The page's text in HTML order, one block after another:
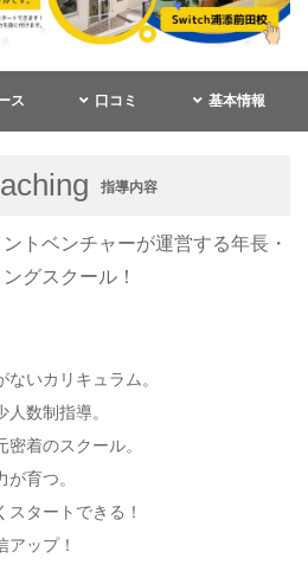
ス 口コミ 基本情報
指導内容
トベンチャーが運営する年長・
グスクール！
いカリキュラム。
数制指導。
着のスクール。
育つ。
タートできる！
アップ！